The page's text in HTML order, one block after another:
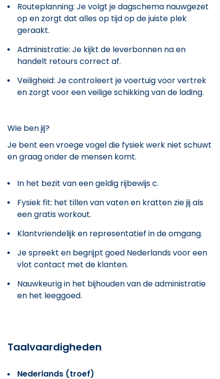
Routeplanning: Je volgt je dagschema nauwgezet
op en zorgt dat alles op tijd op de juiste plek
geraakt.
Administratie: Je kijkt de leverbonnen na en
handelt retours correct af.
Veiligheid: Je controleert je voertuig voor vertrek
en zorgt voor een veilige schikking van de lading.
Wie ben jij?
Je bent een vroege vogel die fysiek werk niet schuwt
en graag onder de mensen komt.
In het bezit van een geldig rijbewijs c.
Fysiek fit: het tillen van vaten en kratten zie jij als
een gratis workout.
Klantvriendelijk en representatief in de omgang.
Je spreekt en begrijpt goed Nederlands voor een
vlot contact met de klanten.
Nauwkeurig in het bijhouden van de administratie
en het leeggoed.
Taalvaardigheden
Nederlands (troef)